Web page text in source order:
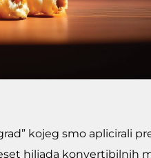
kojeg smo aplicirali
hiljada konvertibilnih